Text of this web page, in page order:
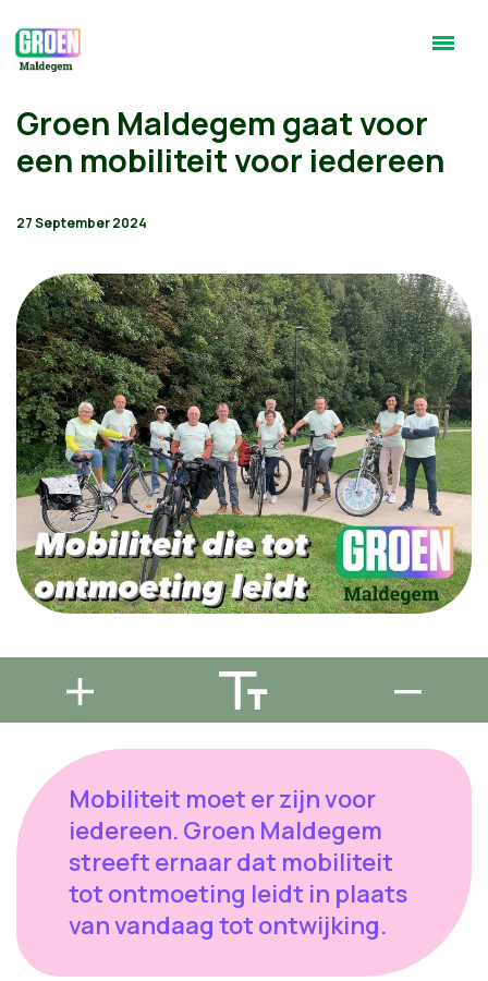
Groen Maldegem gaat voor
een mobiliteit voor iedereen
27 September 2024
Mobiliteit moet er zijn voor
iedereen. Groen Maldegem
streeft ernaar dat mobiliteit
tot ontmoeting leidt in plaats
van vandaag tot ontwijking.